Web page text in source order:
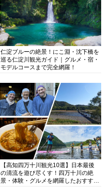
仁淀ブルーの絶景！にこ淵・沈下橋を
巡る仁淀川観光ガイド｜グルメ・宿・
モデルコースまで完全網羅！
【高知四万十川観光10選】日本最後
の清流を遊び尽くす！四万十川の絶
景・体験・グルメを網羅したおすすめ